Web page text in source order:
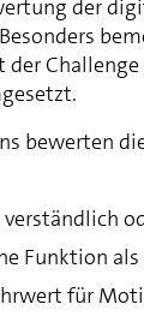
der
bewerten
Funktion
für